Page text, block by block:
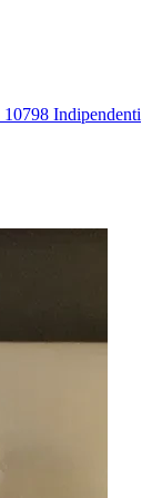
10798 Indipendenti